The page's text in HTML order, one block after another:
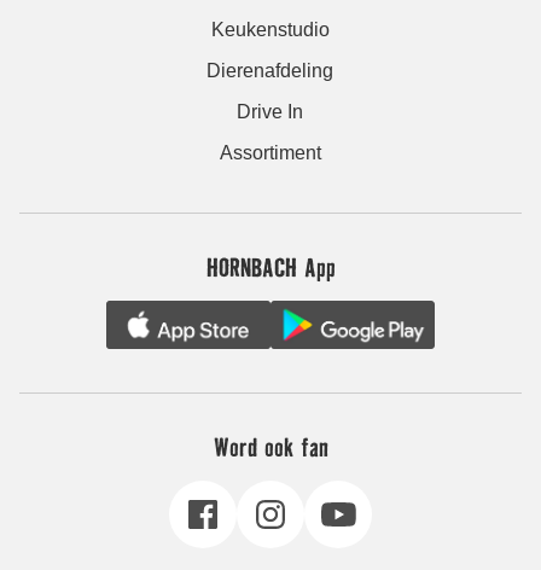
Keukenstudio
Dierenafdeling
Drive In
Assortiment
HORNBACH App
Word ook fan